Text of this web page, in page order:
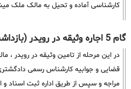
کارشناسی آماده و تحیل به مالک ملک
گام 5 اجاره وثیقه در رویدر (بازداشت سند)
در این مرحله از تامین وثیقه در رویدر ،
قضایی و جوابیه کارشناس رسمی
مراجه و سپس از طریق اداره ثبت اسناد و